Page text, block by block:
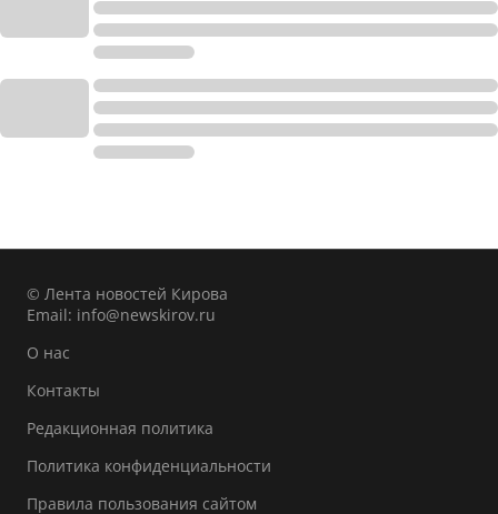
© Лента новостей Кирова
Email: info@newskirov.ru
О нас
Контакты
Редакционная политика
Политика конфиденциальности
Правила пользования сайтом